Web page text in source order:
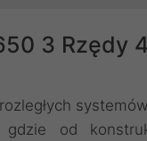
3 Rzędy
od